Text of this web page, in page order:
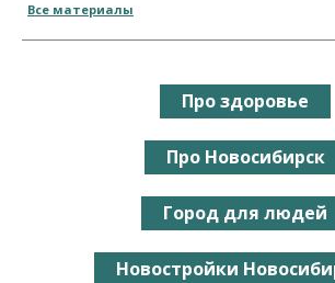
Все материалы
Про здоровье
Про Новосибирск
Город для людей
Новостройки